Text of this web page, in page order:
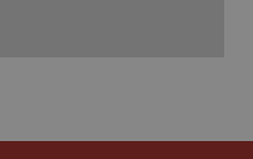
PHP.net